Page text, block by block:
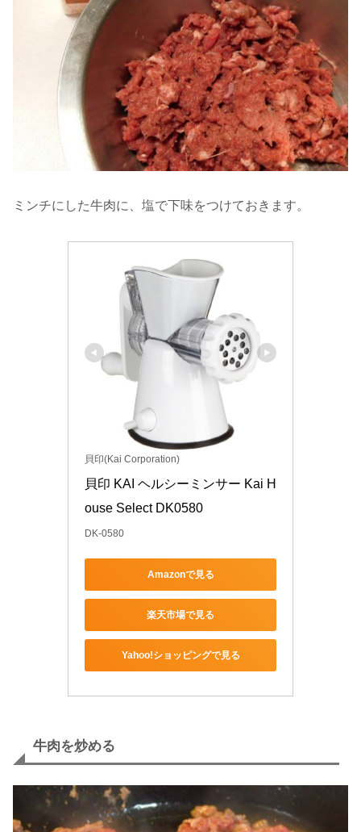
ミンチにした牛肉に、塩で下味をつけておきます。
貝印(Kai Corporation)
貝印 KAI ヘルシーミンサー Kai H
ouse Select DK0580
DK-0580
Amazonで見る
楽天市場で見る
Yahoo!ショッピングで見る
牛肉を炒める